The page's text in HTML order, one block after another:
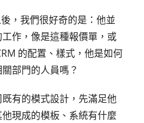
，我們很好奇的是：他並
作，像是這種報價單，或
的配置、樣式，他是如何
部門的人員嗎？
既有的模式設計，先滿足他
現成的模板、系統有什麼